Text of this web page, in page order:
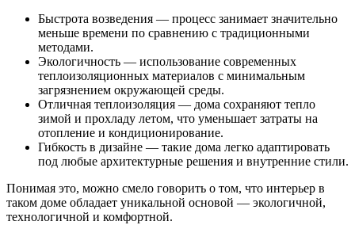
Быстрота возведения — процесс занимает значительно
меньше времени по сравнению с традиционными
методами.
Экологичность — использование современных
теплоизоляционных материалов с минимальным
загрязнением окружающей среды.
Отличная теплоизоляция — дома сохраняют тепло
зимой и прохладу летом, что уменьшает затраты на
отопление и кондиционирование.
Гибкость в дизайне — такие дома легко адаптировать
под любые архитектурные решения и внутренние стили.
Понимая это, можно смело говорить о том, что интерьер в
таком доме обладает уникальной основой — экологичной,
технологичной и комфортной.